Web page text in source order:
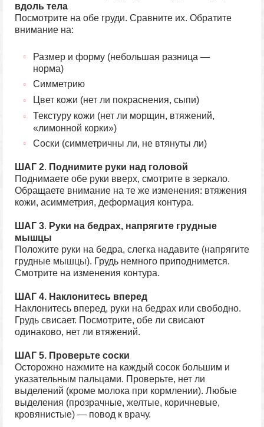
вдоль тела
Посмотрите на обе груди. Сравните их. Обратите
внимание на:
Размер и форму (небольшая разница —
норма)
Симметрию
Цвет кожи (нет ли покраснения, сыпи)
Текстуру кожи (нет ли морщин, втяжений,
«лимонной корки»)
Соски (симметричны ли, не втянуты ли)
ШАГ 2. Поднимите руки над головой
Поднимаете обе руки вверх, смотрите в зеркало.
Обращаете внимание на те же изменения: втяжения
кожи, асимметрия, деформация контура.
ШАГ 3. Руки на бедрах, напрягите грудные
мышцы
Положите руки на бедра, слегка надавите (напрягите
грудные мышцы). Грудь немного приподнимется.
Смотрите на изменения контура.
ШАГ 4. Наклонитесь вперед
Наклонитесь вперед, руки на бедрах или свободно.
Грудь свисает. Посмотрите, обе ли свисают
одинаково, нет ли втяжений.
ШАГ 5. Проверьте соски
Осторожно нажмите на каждый сосок большим и
указательным пальцами. Проверьте, нет ли
выделений (кроме молока при кормлении). Любые
выделения (прозрачные, желтые, коричневые,
кровянистые) — повод к врачу.